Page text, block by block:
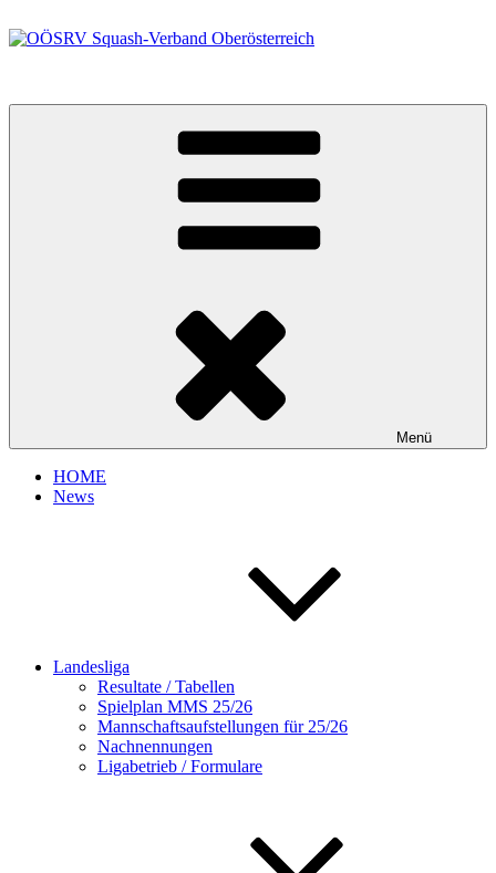
Inhalt
Menü
HOME
News
Landesliga
Resultate / Tabellen
Spielplan MMS 25/26
Mannschaftsaufstellungen für 25/26
Nachnennungen
Ligabetrieb / Formulare